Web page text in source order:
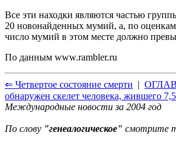
Все эти находки являются частью
20 новонайденных мумий, а, по
число мумий в этом месте должно
По данным www.rambler.ru
⇐ Четвертое состояние смерти |
обнаружен скелет человека, жившего
Международные новости за 2004 год
По слову "генеалогическое" смотрите